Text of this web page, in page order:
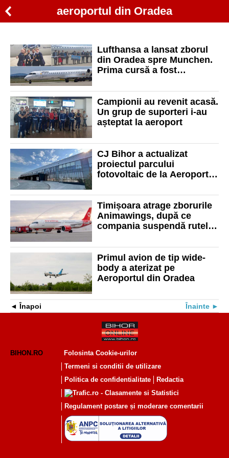
aeroportul din Oradea
Lufthansa a lansat zborul
din Oradea spre Munchen.
Prima cursă a fost
Campionii au revenit acasă.
Un grup de suporteri i-au
așteptat la aeroport
CJ Bihor a actualizat
proiectul parcului
fotovoltaic de la Aeroportul
Timișoara atrage zborurile
Animawings, după ce
compania suspendă rutele
Primul avion de tip wide-
body a aterizat pe
Aeroportul din Oradea
Înapoi Înainte
BIHON.RO
Folosinta Cookie-urilor
Termeni si conditii de utilizare
Politica de confidentialitate
Redactia
Regulament postare și moderare comentarii